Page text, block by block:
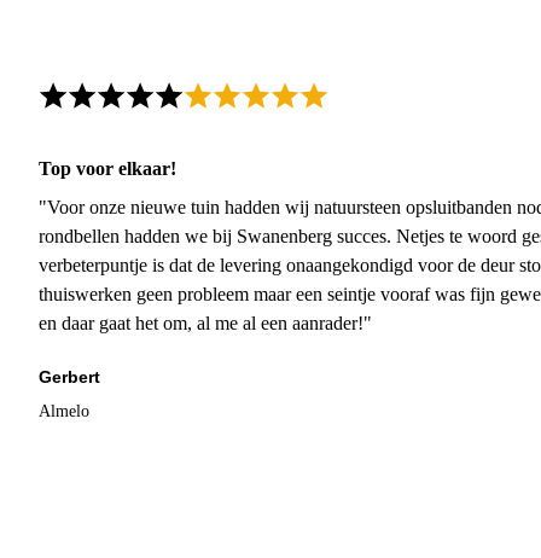
Top voor elkaar!
"Voor onze nieuwe tuin hadden wij natuursteen opsluitbanden
rondbellen hadden we bij Swanenberg succes. Netjes te woord
verbeterpuntje is dat de levering onaangekondigd voor de deur
thuiswerken geen probleem maar een seintje vooraf was fijn
en daar gaat het om, al me al een aanrader!"
Gerbert
Almelo